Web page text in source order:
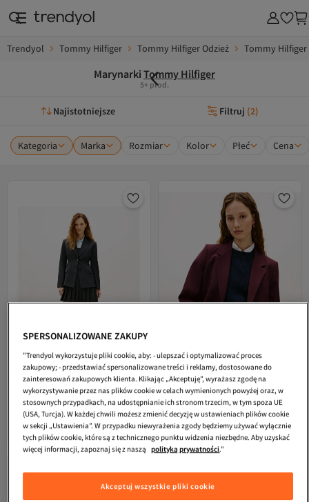
Trendyol Tommy Hilfiger Tommy Hilfiger Odzież Tommy
Marynarki Tommy Hilfiger
5+ prod.
Najistotniejsze Filtruj (2)
Kategoria Marka Rozmiar Kolor Płeć Cena
Tommy Hilfiger
Żakiet w kratę z
mieszanki wełny, model
WW0WW49010 0IM 32, z podkreśloną
talią.
Darmowa wysyłka
1 309, 58zł
Tommy Hilfiger
Lekka marynarka z
mieszanki wełny RLXD
Darmowa wysyłka
1 243, 52
SPERSONALIZOWANE ZAKUPY
"Trendyol wykorzystuje pliki cookie, aby: - ulepszać i optymalizować proces
zakupowy; - przedstawiać spersonalizowane treści i reklamy, dostosowane do
zainteresowań zakupowych klienta. Klikając „Akceptuję”, wyrażasz zgodę na
wykorzystywanie przez nas plików cookie w celach wymienionych powyżej oraz, w
stosownych przypadkach, na udostępnianie ich stronom trzecim, w tym spoza UE
(USA, Turcja). W każdej chwili możesz zmienić decyzję w ustawieniach plików cookie
w sekcji „Ustawienia”. W przypadku niewyrażenia zgody będziemy używać wyłącznie
tych plików cookie, które są z technicznego punktu widzenia niezbędne. Aby uzyskać
więcej informacji, zapoznaj się z naszą
polityką prywatności."
Akceptuj wszystkie pliki cookie